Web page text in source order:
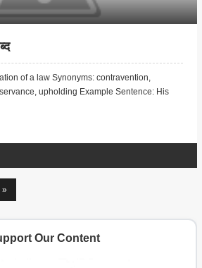
of a law Synonyms: contravention,
upholding Example Sentence: His
»
Our Content